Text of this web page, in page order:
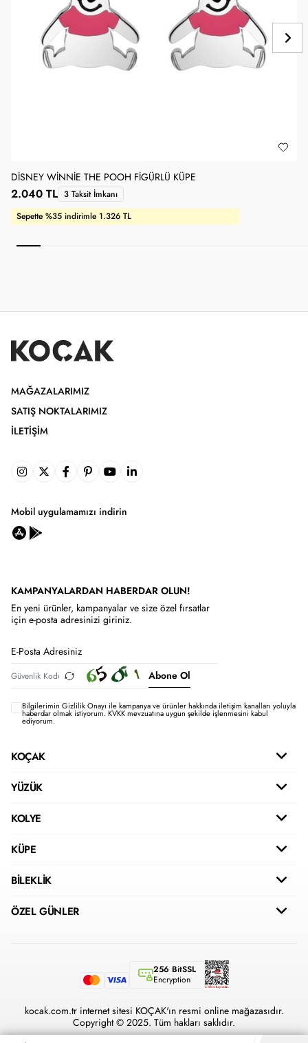
DISNEY WINNIE THE POOH FIGÜRLÜ KÜPE
Sepette %35 indirimle 1.326 TL
2.040 TL 3 Taksit İmkanı
MAĞAZALARIMIZ
SATIŞ NOKTALARIMIZ
İLETIŞIM
Mobil uygulamamızı indirin
KAMPANYALARDAN HABERDAR OLUN!
En yeni ürünler, kampanyalar ve size özel fırsatlar
için e-posta adresinizi giriniz.
Abone Ol
Bilgilerimin Gizlilik Onayı ile kampanya ve ürünler hakkında iletişim kanalları yoluyla
haberdar olmak istiyorum.KVKK mevzuatına uygun şekilde işlenmesini kabul
ediyorum.
KOÇAK
YÜZÜK
KOLYE
KÜPE
BİLEKLİK
ÖZEL GÜNLER
256 BitSSL
Encryption
kocak.com.tr internet sitesi KOÇAK'ın resmi online mağazasıdır.
Copyright © 2025. Tüm hakları saklıdır.